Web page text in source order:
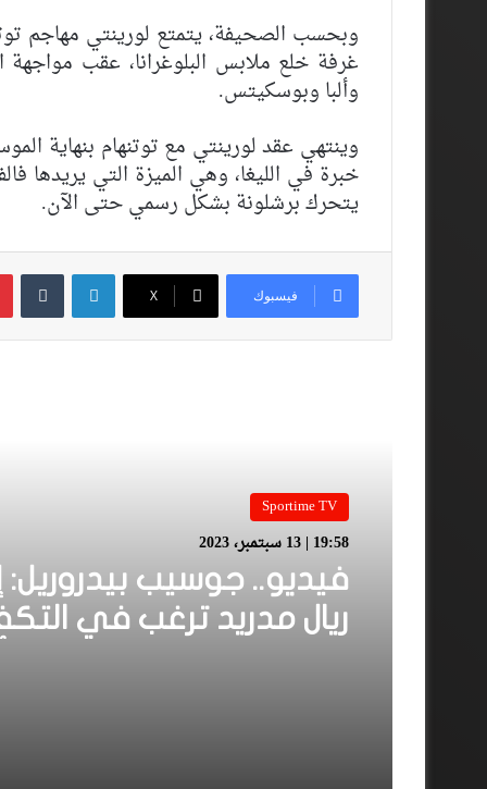
وبحسب الصحيفة، يتمتع لورينتي مهاجم
غرفة خلع ملابس البلوغرانا، عقب
وألبا وبوسكيتس.
وينتهي عقد لورينتي مع توتنهام بنهاية
خبرة في الليغا، وهي الميزة التي يريدها
يتحرك برشلونة بشكل رسمي حتى الآن.
فيسبوك ‫X
لينكدإن
Sportime TV
19:58 | 13 سبتمبر، 2023
فيديو.. جوسيب بيدروريل:
ريال مدريد ترغب في